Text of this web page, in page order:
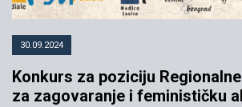
30.09.2024
Konkurs za poziciju
za zagovaranje i feminističku